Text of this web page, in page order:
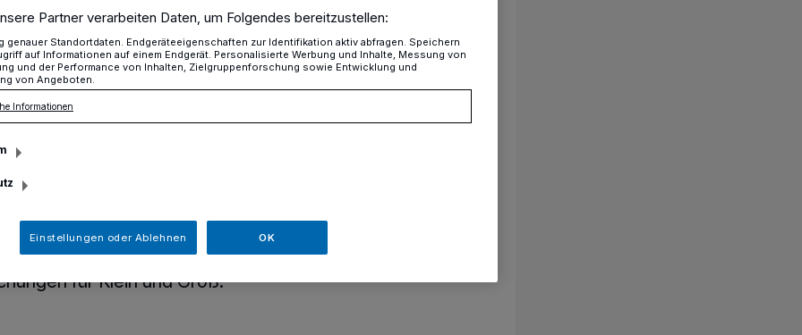
der CDU Alt-
Samstag vor Ostern verteilt die CDU
Uhr rund um das Baviercenter süße
für Klein und Groß.
Partner verarbeiten Daten, um Folgendes bereitzustellen:
genauer Standortdaten. Endgeräteeigenschaften zur Identifikation aktiv abfragen. Speichern
auf Informationen auf einem Endgerät. Personalisierte Werbung und Inhalte, Messung von
und der Performance von Inhalten, Zielgruppenforschung sowie Entwicklung und
von Angeboten.
Informationen
Einstellungen oder Ablehnen OK